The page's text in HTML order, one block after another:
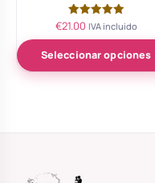
Valorado
con
5.00
de 5
€21.00 IVA incluido
Seleccionar opciones